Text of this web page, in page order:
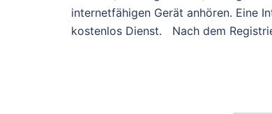
internetfähigen Gerät anhören. Eine
kostenlos Dienst. Nach dem